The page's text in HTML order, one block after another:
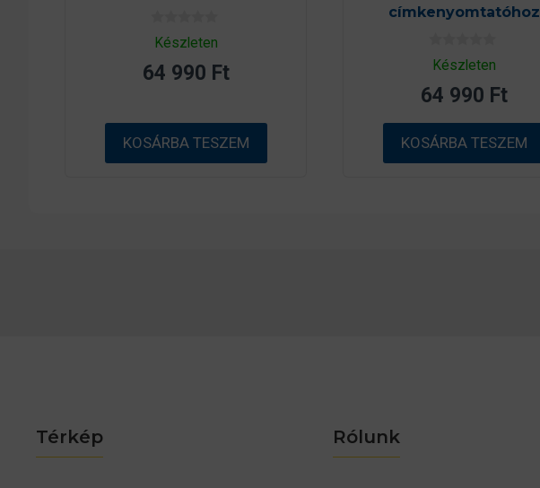
0
a
5
l
Készleten
64 990 Ft
KOSÁRBA TESZEM
címkenyomtatóhoz
0
a
5
b
ő
l
Készleten
64 990 Ft
KOSÁRBA TESZEM
Térkép Rólunk